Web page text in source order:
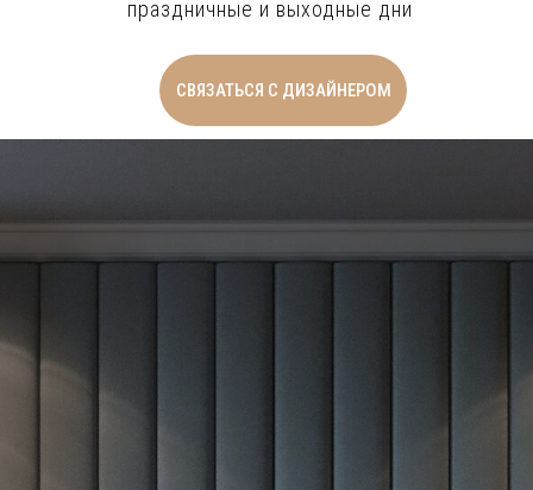
СВЯЗАТЬСЯ С ДИЗАЙНЕРОМ
праздничные и выходные дни